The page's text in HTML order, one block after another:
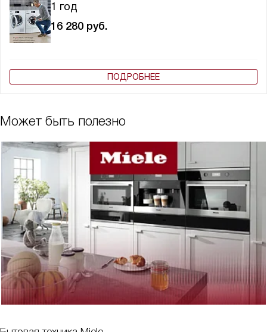
1 год
16 280 руб.
ПОДРОБНЕЕ
Может быть полезно